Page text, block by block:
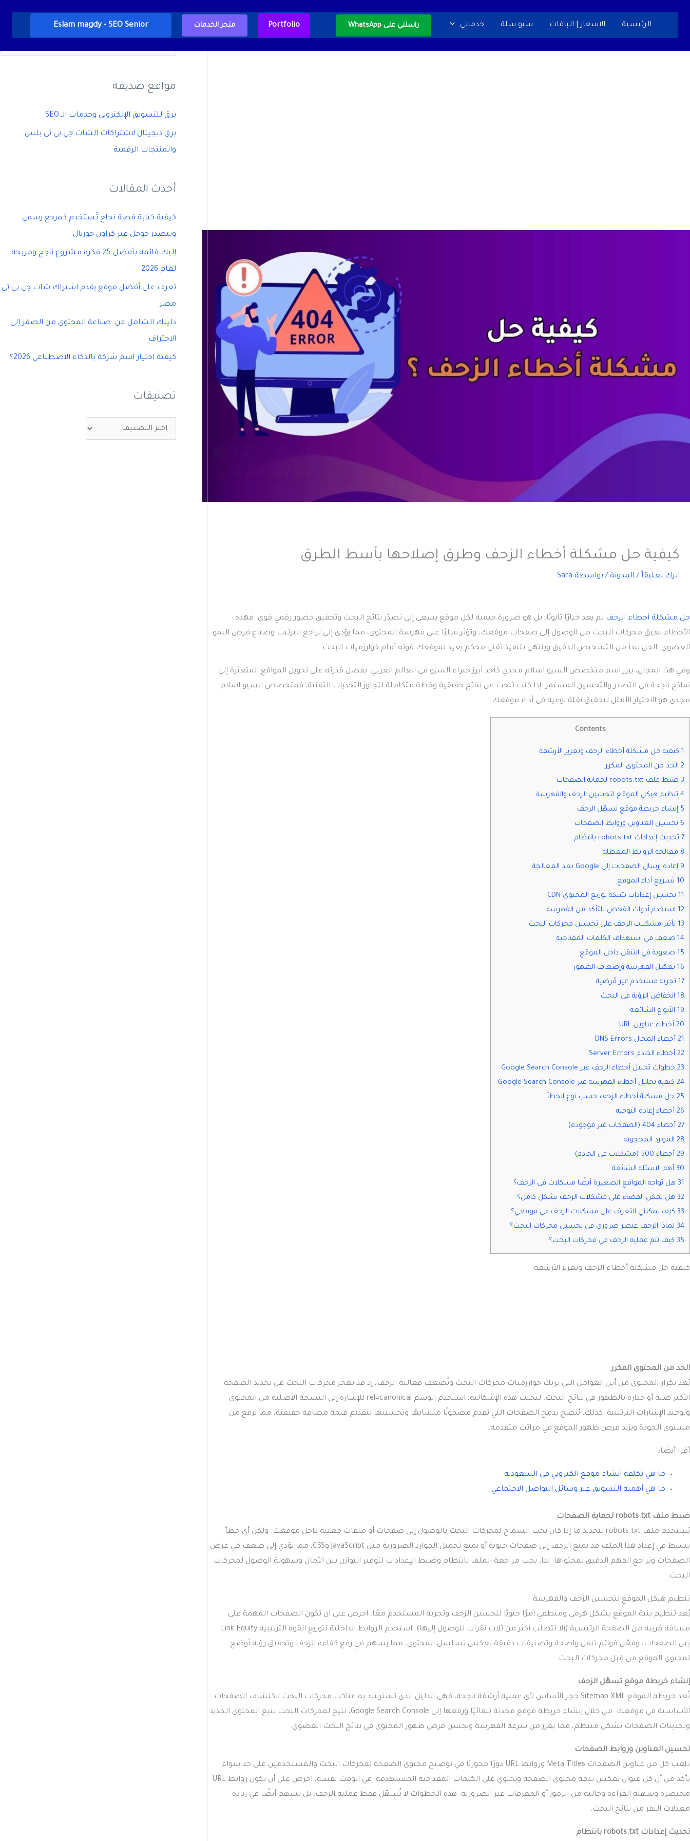
المحتوى
الرئيسية الاسعار | الباقات سيو سلة خدماتي راسلني على WhatsApp Portfolio متجر الخدمات Eslam magdy - SEO Senior
كيفية حل مشكلة أخطاء الزحف وطرق إصلاحها بأسط الطرق
اترك تعليقاً / المدونة / بواسطة Sara
حل مشكلة أخطاء الزحف لم يعد خيارًا ثانويًا، بل هو ضرورة حتمية لكل موقع يسعى إلى تصدّر نتائج البحث وتحقيق حضور رقمي قوي. فهذه
الأخطاء تعيق محركات البحث من الوصول إلى صفحات موقعك، وتؤثر سلبًا على فهرسة المحتوى، مما يؤدي إلى تراجع الترتيب وضياع فرص النمو
العضوي. الحل يبدأ من التشخيص الدقيق وينتهي بتنفيذ تقني محكم يعيد لموقعك قوته أمام خوارزميات البحث.
وفي هذا المجال، يبرز اسم متخصص السيو اسلام مجدي كأحد أبرز خبراء السيو في العالم العربي، بفضل قدرته على تحويل المواقع المتعثرة إلى
نماذج ناجحة في التصدر والتحسين المستمر. إذا كنت تبحث عن نتائج حقيقية وخطة متكاملة لتجاوز التحديات التقنية، فمتخصص السيو اسلام
مجدي هو الاختيار الأمثل لتحقيق نقلة نوعية في أداء موقعك.
Contents
1 كيفية حل مشكلة أخطاء الزحف وتعزيز الأرشفة
2 الحد من المحتوى المكرر
3 ضبط ملف robots.txt لحماية الصفحات
4 تنظيم هيكل الموقع لتحسين الزحف والفهرسة
5 إنشاء خريطة موقع تسهّل الزحف
6 تحسين العناوين وروابط الصفحات
7 تحديث إعدادات robots.txt بانتظام
8 معالجة الروابط المعطلة
9 إعادة إرسال الصفحات إلى Google بعد المعالجة
10 تسريع أداء الموقع
11 تحسين إعدادات شبكة توزيع المحتوى CDN
12 استخدم أدوات الفحص للتأكد من الفهرسة
13 تأثير مشكلات الزحف على تحسين محركات البحث
14 ضعف في استهداف الكلمات المفتاحية
15 صعوبة في التنقل داخل الموقع
16 تعطّل الفهرسة وإضعاف الظهور
17 تجربة مستخدم غير مُرضية
18 انخفاض الرؤية في البحث
19 الأنواع الشائعة
20 أخطاء عناوين URL
21 أخطاء المجال DNS Errors
22 أخطاء الخادم Server Errors
23 خطوات تحليل أخطاء الزحف عبر Google Search Console
24 كيفية تحليل أخطاء الفهرسة عبر Google Search Console
25 حل مشكلة أخطاء الزحف حسب نوع الخطأ
26 أخطاء إعادة التوجيه
27 أخطاء 404 (الصفحات غير موجودة)
28 الموارد المحجوبة
29 أخطاء 500 (مشكلات في الخادم)
30 أهم الاسئلة الشائعة
31 هل تواجه المواقع الصغيرة أيضًا مشكلات في الزحف؟
32 هل يمكن القضاء على مشكلات الزحف بشكل كامل؟
33 كيف يمكنني التعرف على مشكلات الزحف في موقعي؟
34 لماذا الزحف عنصر ضروري في تحسين محركات البحث؟
35 كيف تتم عملية الزحف في محركات البحث؟
كيفية حل مشكلة أخطاء الزحف وتعزيز الأرشفة
الحد من المحتوى المكرر
يُعد تكرار المحتوى من أبرز العوامل التي تربك خوارزميات محركات البحث وتُضعف فعالية الزحف، إذ قد تعجز محركات البحث عن تحديد الصفحة
الأكثر صلة أو جدارة بالظهور في نتائج البحث. لتجنب هذه الإشكالية، استخدم الوسم rel=canonical للإشارة إلى النسخة الأصلية من المحتوى
وتوحيد الإشارات الترتيبية. كذلك، يُنصح بدمج الصفحات التي تقدم مضمونًا متشابهًا وتحسينها لتقديم قيمة مضافة حقيقية، مما يرفع من
مستوى الجودة ويزيد فرص ظهور الموقع في مراتب متقدمة.
أقرا أيضا:
ما هي تكلفة انشاء موقع الكتروني في السعودية
ما هي أهمية التسويق عبر وسائل التواصل الاجتماعي
ضبط ملف robots.txt لحماية الصفحات
يُستخدم ملف robots.txt لتحديد ما إذا كان يجب السماح لمحركات البحث بالوصول إلى صفحات أو ملفات معينة داخل موقعك. ولكن أي خطأ
بسيط في إعداد هذا الملف قد يمنع الزحف إلى صفحات حيوية أو يمنع تحميل الموارد الضرورية مثل JavaScript وCSS، مما يؤدي إلى ضعف في عرض
الصفحات وتراجع الفهم الدقيق لمحتواها. لذا، يجب مراجعة الملف بانتظام وضبط الإعدادات لتوفير التوازن بين الأمان وسهولة الوصول لمحركات
البحث.
تنظيم هيكل الموقع لتحسين الزحف والفهرسة
يُعد تنظيم بنية الموقع بشكل هرمي ومنطقي أمرًا حيويًا لتحسين الزحف وتجربة المستخدم معًا. احرص على أن تكون الصفحات المهمة على
مسافة قريبة من الصفحة الرئيسية (ألا تتطلب أكثر من ثلاث نقرات للوصول إليها). استخدم الروابط الداخلية لتوزيع القوة الترتيبية Link Equity
بين الصفحات، وفعّل قوائم تنقل واضحة وتصنيفات دقيقة تعكس تسلسل المحتوى، مما يسهم في رفع كفاءة الزحف وتحقيق رؤية أوضح
لمحتوى الموقع من قِبل محركات البحث.
إنشاء خريطة موقع تسهّل الزحف
تُعد خريطة الموقع Sitemap XML حجر الأساس لأي عملية أرشفة ناجحة، فهي الدليل الذي تسترشد به عناكب محركات البحث لاكتشاف الصفحات
الأساسية في موقعك. من خلال إنشاء خريطة موقع محدثة تلقائيًا ورفعها إلى Google Search Console، تتيح لمحركات البحث تتبع المحتوى الجديد
وتحديثات الصفحات بشكل منتظم، مما يعزز من سرعة الفهرسة ويحسن فرص ظهور المحتوى في نتائج البحث العضوي.
تحسين العناوين وروابط الصفحات
تلعب كل من عناوين الصفحات Meta Titles وروابط URL دورًا محوريًا في توضيح محتوى الصفحة لمحركات البحث والمستخدمين على حد سواء.
تأكد من أن كل عنوان يعكس بدقة محتوى الصفحة ويحتوي على الكلمات المفتاحية المستهدفة. في الوقت نفسه، احرص على أن تكون روابط URL
مختصرة وسهلة القراءة وخالية من الرموز أو المعرفات غير الضرورية. هذه الخطوات لا تُسهّل فقط عملية الزحف، بل تسهم أيضًا في زيادة
معدلات النقر من نتائج البحث.
تحديث إعدادات robots.txt بانتظام
ا
ل
ح
ن
:
مواقع صديقة
برق للتسويق الإلكتروني وخدمات الـ SEO
برق ديجيتال لاشتراكات الشات جي بي تي بلس
والمنتجات الرقمية
أحدث المقالات
كيفية كتابة قصة نجاح تُستخدم كمرجع رسمي
وتتصدر جوجل عبر كراون جورنال
إليك قائمة بأفضل 25 فكرة مشروع ناجح ومربحة
لعام 2026
تعرف على أفضل موقع يقدم اشتراك شات جي بي تي
مصر
دليلك الشامل عن: صناعة المحتوى من الصفر إلى
الاحتراف
كيفية اختيار اسم شركة بالذكاء الاصطناعي 2026؟
تصنيفات
ص